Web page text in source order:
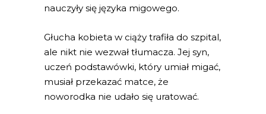
nauczyły się języka migowego.
Głucha kobieta w ciąży trafiła do szpital,
ale nikt nie wezwał tłumacza. Jej syn,
uczeń podstawówki, który umiał migać,
musiał przekazać matce, że
noworodka nie udało się uratować.